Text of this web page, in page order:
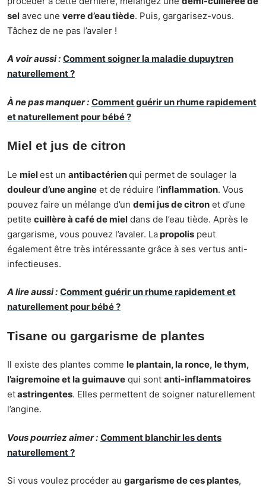
sel avec une verre d’eau tiède. Puis, gargarisez-vous.
Tâchez de ne pas l’avaler !
A voir aussi : Comment soigner la maladie dupuytren
naturellement ?
À ne pas manquer : Comment guérir un rhume rapidement
et naturellement pour bébé ?
Miel et jus de citron
Le mielest un antibactérienqui permet de soulager la
douleur d’une angine et de réduire l’inflammation. Vous
pouvez faire un mélange d’un demi jus de citron et d’une
petite cuillère à café de miel dans de l’eau tiède. Après le
gargarisme, vous pouvez l’avaler. La propolis peut
également être très intéressante grâce à ses vertus anti-
infectieuses.
A lire aussi : Comment guérir un rhume rapidement et
naturellement pour bébé ?
Tisane ou gargarisme de plantes
Il existe des plantes comme le plantain, la ronce, le thym,
l’aigremoine et la guimauve qui sont anti-inflammatoires
etastringentes. Elles permettent de soigner naturellement
l’angine.
Vous pourriez aimer : Comment blanchir les dents
naturellement ?
Si vous voulez procéder au gargarisme de ces plantes,